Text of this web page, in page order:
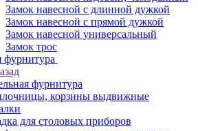
Замок навесной с длинной дужкой
Замок навесной с прямой дужкой
Замок навесной универсальный
Замок трос
фурнитура
фурнитура
корзины выдвижные
для столовых приборов